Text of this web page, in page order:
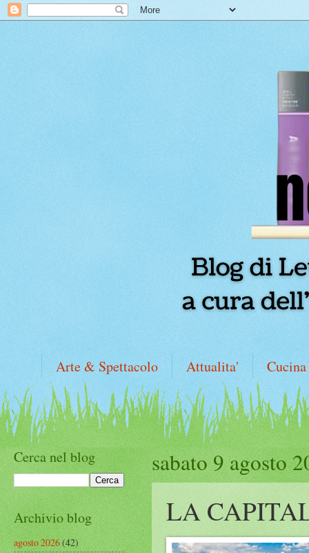
Arte & Spettacolo Attualita' Cucina
sabato 9 agosto
LA
Cerca nel blog
Archivio blog
agosto 2026(42)